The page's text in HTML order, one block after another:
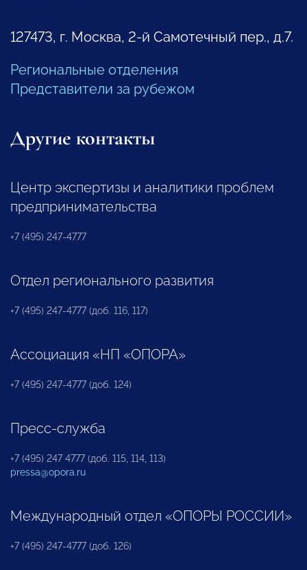
127473, г. Москва, 2-й Самотечный пер., д.7.
Региональные отделения
Представители за рубежом
Другие контакты
Центр экспертизы и аналитики проблем
предпринимательства
+7 (495) 247-4777
Отдел регионального развития
+7 (495) 247-4777 (доб. 116, 117)
Ассоциация «НП «ОПОРА»
+7 (495) 247-4777 (доб. 124)
Пресс-служба
+7 (495) 247 4777 (доб. 115, 114, 113)
pressa@opora.ru
Международный отдел «ОПОРЫ РОССИИ»
+7 (495) 247-4777 (доб. 126)